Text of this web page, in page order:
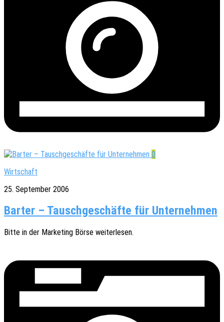
0
Wirtschaft
25. September 2006
Barter – Tauschgeschäfte für Unternehmen
Bitte in der Marke­ting Börse weiterlesen.